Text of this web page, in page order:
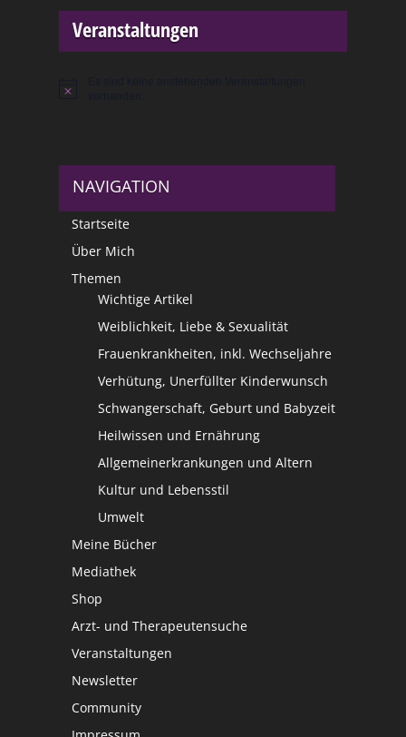
Veranstaltungen
Hinweis
NAVIGATION
Startseite
Über Mich
Themen
Wichtige Artikel
Weiblichkeit, Liebe & Sexualität
Frauenkrankheiten, inkl. Wechseljahre
Verhütung, Unerfüllter Kinderwunsch
Schwangerschaft, Geburt und Babyzeit
Heilwissen und Ernährung
Allgemeinerkrankungen und Altern
Kultur und Lebensstil
Umwelt
Meine Bücher
Mediathek
Shop
Arzt- und Therapeutensuche
Veranstaltungen
Newsletter
Community